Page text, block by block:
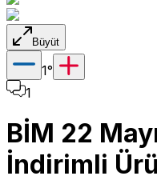
Büyüt
1°
1
BİM 22
İndirimli